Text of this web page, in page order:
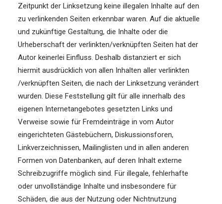
Zeitpunkt der Linksetzung keine illegalen Inhalte auf den
zu verlinkenden Seiten erkennbar waren. Auf die aktuelle
und zukünftige Gestaltung, die Inhalte oder die
Urheberschaft der verlinkten/verknüpften Seiten hat der
Autor keinerlei Einfluss. Deshalb distanziert er sich
hiermit ausdrücklich von allen Inhalten aller verlinkten
/verknüpften Seiten, die nach der Linksetzung verändert
wurden. Diese Feststellung gilt für alle innerhalb des
eigenen Internetangebotes gesetzten Links und
Verweise sowie für Fremdeinträge in vom Autor
eingerichteten Gästebüchern, Diskussionsforen,
Linkverzeichnissen, Mailinglisten und in allen anderen
Formen von Datenbanken, auf deren Inhalt externe
Schreibzugriffe möglich sind. Für illegale, fehlerhafte
oder unvollständige Inhalte und insbesondere für
Schäden, die aus der Nutzung oder Nichtnutzung